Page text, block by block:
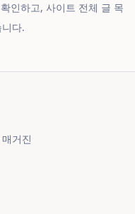
인하고, 사이트 전체 글 목
다.
거진